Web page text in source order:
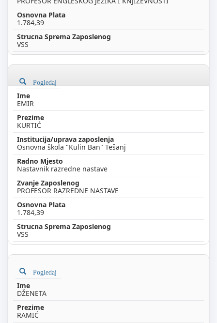
1.784,39
VSS
Pogledaj
EMIR
KURTIĆ
Osnovna škola "Kulin Ban" Tešanj
Nastavnik razredne nastave
PROFESOR RAZREDNE NASTAVE
1.784,39
VSS
Pogledaj
DŽENETA
RAMIĆ